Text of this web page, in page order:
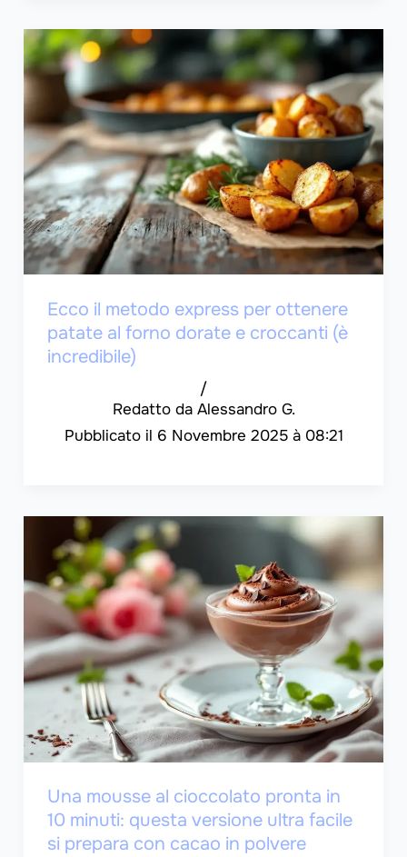
Ecco il metodo express per ottenere
patate al forno dorate e croccanti (è
incredibile)
Alessandro G.
/
6 Novembre 2025 à 08:21
Una mousse al cioccolato pronta in
10 minuti: questa versione ultra facile
si prepara con cacao in polvere